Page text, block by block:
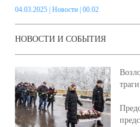
04.03.2025| Новости | 00.02
НОВОСТИ И СОБЫТИЯ